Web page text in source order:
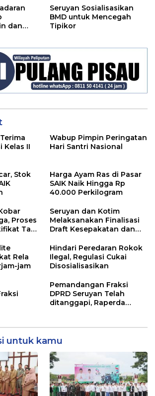
dan
Seruyan Sosialisasikan
BMD untuk Mencegah
Tipikor
Kelas II
Wabup Pimpin Peringatan
Hari Santri Nasional
Stok
Harga Ayam Ras di Pasar
SAIK Naik Hingga Rp
40.000 Perkilogram
Proses
Tak
Seruyan dan Kotim
Melaksanakan Finalisasi
Draft Kesepakatan dan
Rela
jam
Hindari Peredaran Rokok
Ilegal, Regulasi Cukai
Disosialisasikan
Pemandangan Fraksi
DPRD Seruyan Telah
ditanggapi, Raperda
untuk kamu